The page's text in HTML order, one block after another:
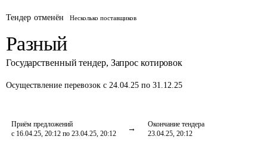
Тендер отменён Несколько поставщиков
Разный
Государственный тендер, Запрос котировок
Осуществление перевозок с 24.04.25 по 31.12.25
Приём предложений
с 16.04.25, 20:12 по 23.04.25, 20:12
Окончание тендера
23.04.25, 20:12